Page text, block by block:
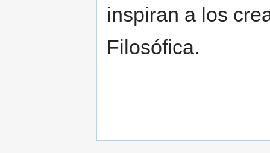
inspiran a los
Filosófica.